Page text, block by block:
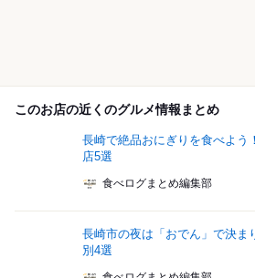
このお店の近くのグルメ情報まとめ
長崎で絶品おにぎりを食べよう
店5選
食べログまとめ編集部
長崎市の夜は「おでん」で決ま
別4選